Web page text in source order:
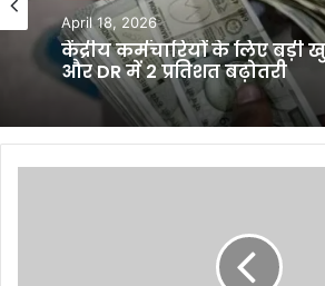
April 18, 2026
केंद्रीय कर्मचारियों के लिए बड़ी
और DR में 2 प्रतिशत बढ़ोतरी